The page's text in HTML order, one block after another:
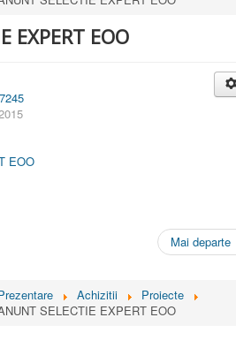
EXPERT EOO
EOO
Mai departe
Achizitii
Proiecte
SELECTIE EXPERT EOO